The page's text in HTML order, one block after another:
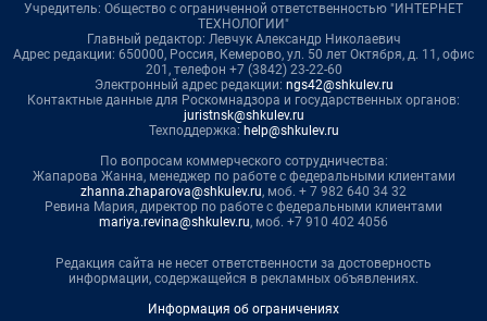
Учредитель: Общество с ограниченной ответственностью "ИНТЕРНЕТ
ТЕХНОЛОГИИ"
Главный редактор: Левчук Александр Николаевич
Адрес редакции: 650000, Россия, Кемерово, ул. 50 лет Октября, д. 11, офис
201, телефон +7 (3842) 23-22-60
Электронный адрес редакции: ngs42@shkulev.ru
Контактные данные для Роскомнадзора и государственных органов:
juristnsk@shkulev.ru
Техподдержка: help@shkulev.ru
По вопросам коммерческого сотрудничества:
Жапарова Жанна, менеджер по работе с федеральными клиентами
zhanna.zhaparova@shkulev.ru, моб. + 7 982 640 34 32
Ревина Мария, директор по работе с федеральными клиентами
mariya.revina@shkulev.ru, моб. +7 910 402 4056
Редакция сайта не несет ответственности за достоверность
информации, содержащейся в рекламных объявлениях.
Информация об ограничениях